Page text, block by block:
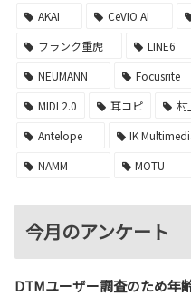
AKAI
CeVIO AI
フランク重虎
LINE6
NEUMANN
Focusrite
MIDI 2.0
耳コピ 村
Antelope
IK
NAMM
MOTU
今月のアンケート
DTMユーザー調査のため年